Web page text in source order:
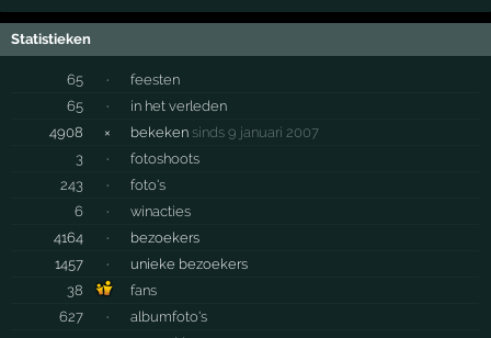
Statistieken
65 ·
feesten
65
·
in het verleden
4908
× bekeken sinds 9 januari 2007
3
·
fotoshoots
243
·
foto's
6
·
winacties
4164
·
bezoekers
1457
·
unieke bezoekers
38
fans
627
·
albumfoto's